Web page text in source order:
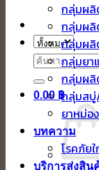
ค้นหา:
0.00 ฿
กลุ่มผลิ
กลุ่มผ
กลุ่มผลิ
กลุ่มยา
กลุ่มผลิ
กลุ่มส
ยาหม่อ
บทความ
โรคภัย
บริการส่งสิน